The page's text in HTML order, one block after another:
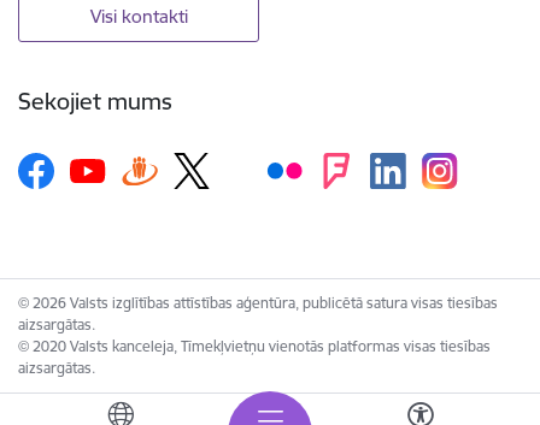
Visi kontakti
Sekojiet mums
© 2026 Valsts izglītības attīstības aģentūra, publicētā satura visas tiesības
aizsargātas.
© 2020 Valsts kanceleja, Tīmekļvietņu vienotās platformas visas tiesības
aizsargātas.